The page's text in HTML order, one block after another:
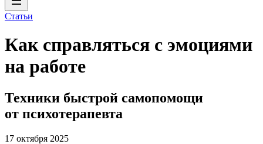
Статьи
Как справляться с эмоциями
на работе
Техники быстрой самопомощи
от психотерапевта
17 октября 2025